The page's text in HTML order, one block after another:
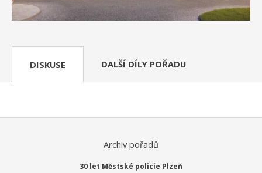
DISKUSE DALŠÍ DÍLY POŘADU
Archiv pořadů
30 let Městské policie Plzeň